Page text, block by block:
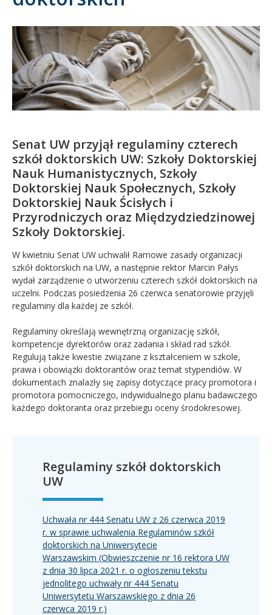
Absolwent
Senat UW przyjął regulaminy czterech
szkół doktorskich UW: Szkoły Doktorskiej
Nauk Humanistycznych, Szkoły
Doktorskiej Nauk Społecznych, Szkoły
Doktorskiej Nauk Ścisłych i
Przyrodniczych oraz Międzydziedzinowej
Szkoły Doktorskiej.
W kwietniu Senat UW uchwalił Ramowe zasady organizacji
szkół doktorskich na UW, a następnie rektor Marcin Pałys
wydał zarządzenie o utworzeniu czterech szkół doktorskich na
uczelni. Podczas posiedzenia 26 czerwca senatorowie przyjęli
regulaminy dla każdej ze szkół.
Regulaminy określają wewnętrzną organizację szkół,
kompetencje dyrektorów oraz zadania i skład rad szkół.
Regulują także kwestie związane z kształceniem w szkole,
prawa i obowiązki doktorantów oraz temat stypendiów. W
dokumentach znalazły się zapisy dotyczące pracy promotora i
promotora pomocniczego, indywidualnego planu badawczego
każdego doktoranta oraz przebiegu oceny środokresowej.
Regulaminy szkół doktorskich
UW
Uchwała nr 444 Senatu UW z 26 czerwca 2019
r. w sprawie uchwalenia Regulaminów szkół
doktorskich na Uniwersytecie
Warszawskim (Obwieszczenie nr 16 rektora UW
z dnia 30 lipca 2021 r. o ogłoszeniu tekstu
jednolitego uchwały nr 444 Senatu
Uniwersytetu Warszawskiego z dnia 26
czerwca 2019 r.)